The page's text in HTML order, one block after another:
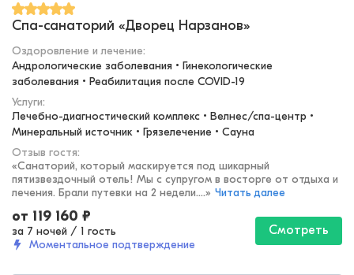
Спа-санаторий «Дворец Нарзанов»
Оздоровление и лечение:
Андрологические заболевания • Гинекологические
заболевания • Реабилитация после COVID-19
Услуги:
Лечебно-диагностический комплекс • Велнес/спа-центр •
Минеральный источник • Грязелечение • Сауна
Отзыв гостя:
«Санаторий, который маскируется под шикарный
пятизвездочный отель! Мы с супругом в восторге от отдыха и
лечения. Брали путевки на 2 недели....» Читать далее
от 119 160 ₽
за 7 ночей / 1 гость
Моментальное подтверждение
Смотреть